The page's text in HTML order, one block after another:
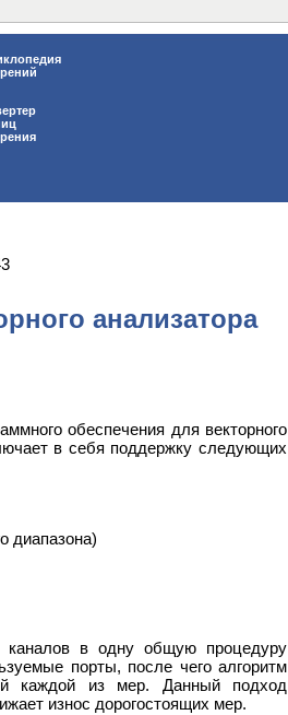
анализатора
обеспечения для векторного
в себя поддержку следующих
диапазона)
каналов в одну общую процедуру
порты, после чего алгоритм
каждой из мер. Данный подход
износ дорогостоящих мер.